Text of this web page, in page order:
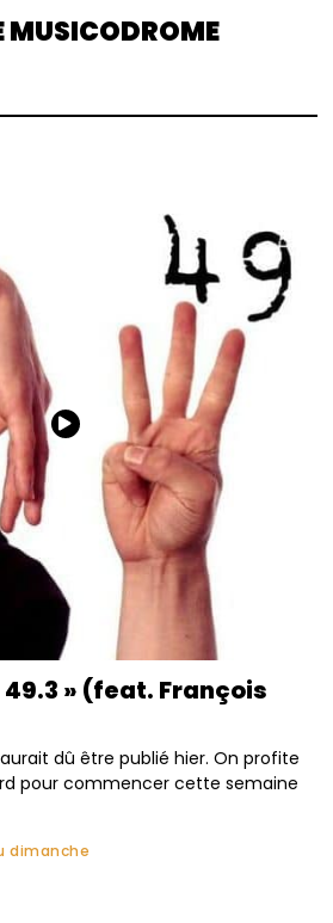
MUSICODROME
49.3 » (feat. François
dû être publié hier. On profite
pour commencer cette semaine
dimanche